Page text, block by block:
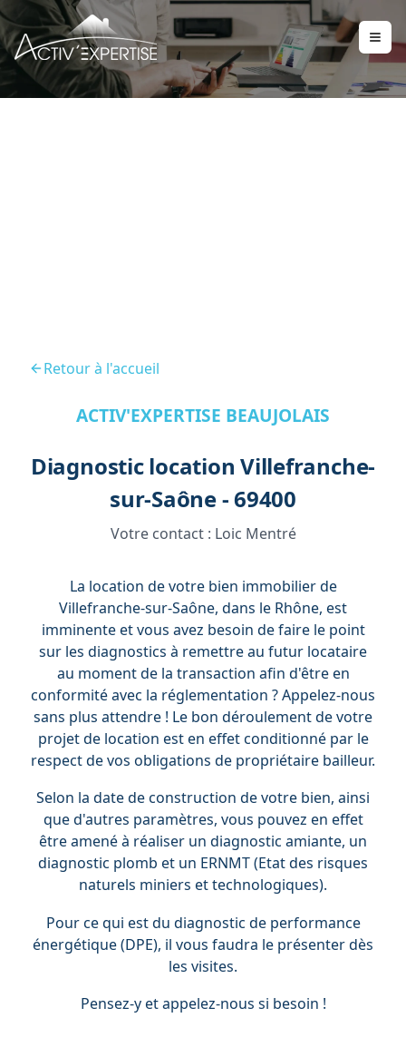
Retour à l'accueil
ACTIV'EXPERTISE BEAUJOLAIS
Diagnostic location Villefranche-
sur-Saône - 69400
Votre contact : Loic Mentré
La location de votre bien immobilier de
Villefranche-sur-Saône, dans le Rhône, est
imminente et vous avez besoin de faire le point
sur les diagnostics à remettre au futur locataire
au moment de la transaction afin d'être en
conformité avec la réglementation ? Appelez-nous
sans plus attendre ! Le bon déroulement de votre
projet de location est en effet conditionné par le
respect de vos obligations de propriétaire bailleur.
Selon la date de construction de votre bien, ainsi
que d'autres paramètres, vous pouvez en effet
être amené à réaliser un diagnostic amiante, un
diagnostic plomb et un ERNMT (Etat des risques
naturels miniers et technologiques).
Pour ce qui est du diagnostic de performance
énergétique (DPE), il vous faudra le présenter dès
les visites.
Pensez-y et appelez-nous si besoin !